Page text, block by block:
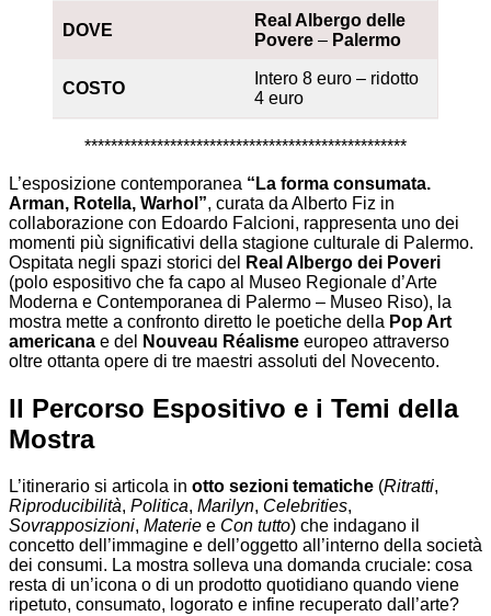
DOVE
Real Albergo delle
Povere – Palermo
COSTO
Intero 8 euro – ridotto
4 euro
*************************************************
L’esposizione contemporanea “La forma consumata.
Arman, Rotella, Warhol”, curata da Alberto Fiz in
collaborazione con Edoardo Falcioni, rappresenta uno dei
momenti più significativi della stagione culturale di Palermo.
Ospitata negli spazi storici del
Real Albergo dei Poveri
(polo espositivo che fa capo al Museo Regionale d’Arte
Moderna e Contemporanea di Palermo – Museo Riso), la
mostra mette a confronto diretto le poetiche della Pop Art
americana e del Nouveau Réalisme europeo attraverso
oltre ottanta opere di tre maestri assoluti del Novecento.
Il Percorso Espositivo e i Temi della
Mostra
L’itinerario si articola in otto sezioni tematiche (Ritratti,
Riproducibilità, Politica, Marilyn, Celebrities,
Sovrapposizioni, Materie e Con tutto) che indagano il
concetto dell’immagine e dell’oggetto all’interno della società
dei consumi. La mostra solleva una domanda cruciale: cosa
resta di un’icona o di un prodotto quotidiano quando viene
ripetuto, consumato, logorato e infine recuperato dall’arte?